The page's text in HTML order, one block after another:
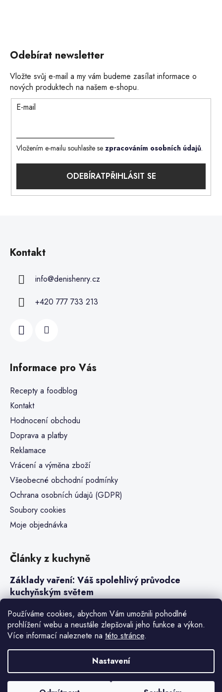
Používáme cookies, abychom Vám umožnili pohodlné
prohlížení webu a neustále zlepšovali jeho funkce a výkon.
Více informací naleznete na této stránce.
Nastavení
Odebírat newsletter
Vložte svůj e-mail a my vám budeme zasílat informace o
nových produktech na našem e-shopu.
E-mail
Vložením e-mailu souhlasíte se zpracováním osobních údajů.
PŘIHLÁSIT SE
Kontakt
info@denishenry.cz
+420 777 733 213
Informace pro Vás
Recepty a foodblog
Kontakt
Hodnocení obchodu
Doprava a platby
Reklamace
Vrácení a výměna zboží
Všeobecné obchodní podmínky
Ochrana osobních údajů (GDPR)
Soubory cookies
Moje objednávka
Články z kuchyně
Základy vaření: Váš spolehlivý průvodce
kuchyňským světem
Steaky a sous-vide vaření
Jak vařit v tlakovém hrnci neboli papiňáku
Vytvořil Shoptet Premium